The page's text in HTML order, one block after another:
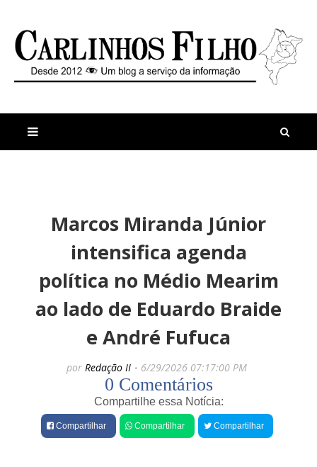
Marcos Miranda Júnior
intensifica agenda
política no Médio Mearim
ao lado de Eduardo Braide
e André Fufuca
por Redação II 6/29/2026 07:17:00 PM
0 Comentários
Compartilhe essa Notícia:
Compartilhar Compartilhar Compartilhar